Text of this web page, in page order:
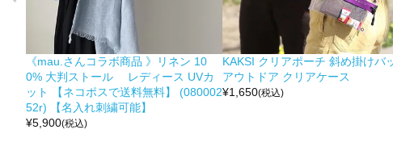
《mau.さんコラボ商品 》リネン 10
0% 大判ストール レディース UVカ
ット 【ネコポスで送料無料】 (080002
52r) 【名入れ刺繍可能】
¥5,900(税込)
KAKSI クリアポーチ 斜め掛けバ
アウトドア クリアケース
¥1,650(税込)